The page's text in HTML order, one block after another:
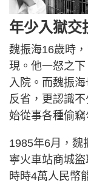
年少入獄交
魏振海16歲時
現。他一怒之
入院。而魏振
反省，更認識
始從事各種偷竊
1985年6月，魏
寧火車站商城
時時4萬人民幣